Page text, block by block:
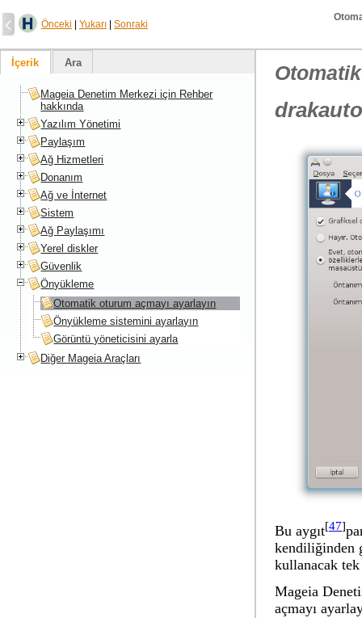
Önceki Yukarı Sonraki
Bu aygıt[47]
kendiliğinden
kullanacak
Mageia
açmayı
İçerik Ara
Mageia Denetim Merkezi için Rehber
hakkında
Yazılım Yönetimi
Paylaşım
Ağ Hizmetleri
Donanım
Ağ ve İnternet
Sistem
Ağ Paylaşımı
Yerel diskler
Güvenlik
Önyükleme
Otomatik oturum açmayı ayarlayın
Önyükleme sistemini ayarlayın
Görüntü yöneticisini ayarla
Diğer Mageia Araçları